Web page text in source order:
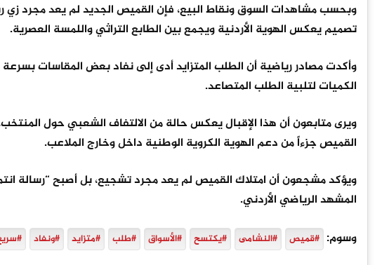
وبحسب مشاهدات السوق ونقاط البيع، فإن القميص الجديد لم يعد مجرد زي
تصميم يعكس الهوية الأردنية ويجمع بين الطابع التراثي واللمسة العصرية.
وأكدت مصادر رياضية أن الطلب المتزايد أدى إلى نفاد بعض المقاسات
الكميات لتلبية الطلب المتصاعد.
ويرى متابعون أن هذا الإقبال يعكس حالة من الالتفاف الشعبي حول
القميص جزءاً من دعم الهوية الكروية الوطنية داخل وخارج الملاعب.
ويؤكد مشجعون أن امتلاك القميص لم يعد مجرد تشجيع، بل أصبح “رسالة
المشهد الرياضي الأردني.
وسوم: #قميص #النشامى #يكتسح #الأسواق #طلب #متزايد #ونفاد